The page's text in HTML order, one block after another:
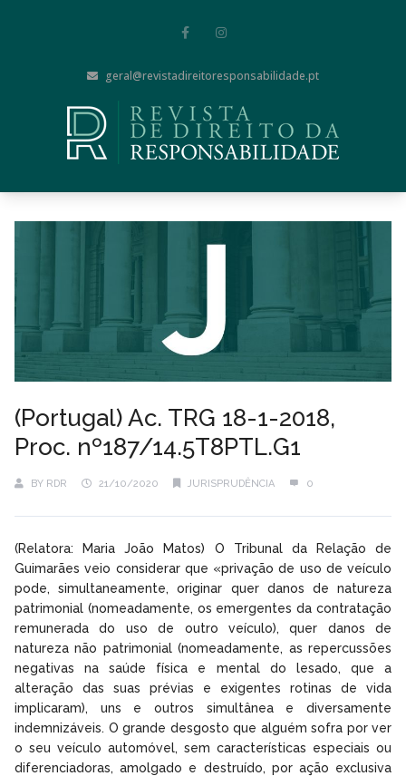
geral@revistadireitoresponsabilidade.pt
(Portugal) Ac. TRG 18-1-2018,
Proc. nº187/14.5T8PTL.G1
BY RDR 21/10/2020 JURISPRUDÊNCIA 0
(Relatora: Maria João Matos) O Tribunal da Relação de
Guimarães veio considerar que «privação de uso de veículo
pode, simultaneamente, originar quer danos de natureza
patrimonial (nomeadamente, os emergentes da contratação
remunerada do uso de outro veículo), quer danos de
natureza não patrimonial (nomeadamente, as repercussões
negativas na saúde física e mental do lesado, que a
alteração das suas prévias e exigentes rotinas de vida
implicaram), uns e outros simultânea e diversamente
indemnizáveis. O grande desgosto que alguém sofra por ver
o seu veículo automóvel, sem características especiais ou
diferenciadoras, amolgado e destruído, por ação exclusiva